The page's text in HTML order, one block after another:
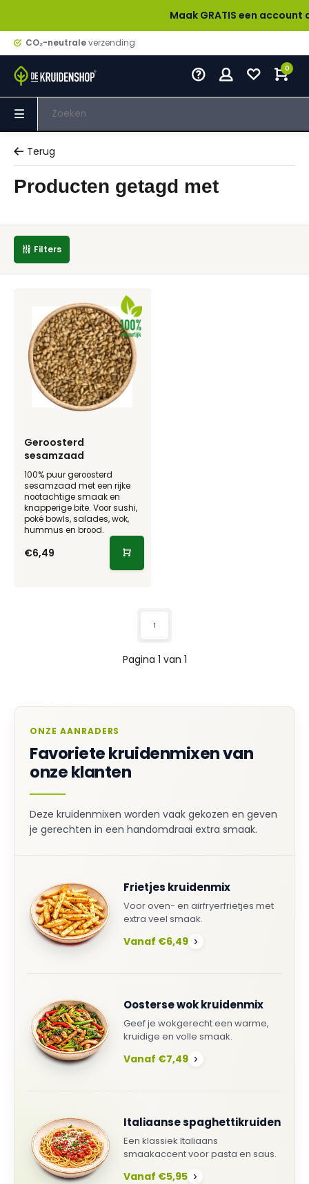
Maak GRATIS een account
CO₂-neutraleverzending
0
Terug
Producten getagd met
Filters
Geroosterd
sesamzaad
100% puur geroosterd
sesamzaad met een rijke
nootachtige smaak en
knapperige bite. Voor sushi,
poké bowls, salades, wok,
hummus en brood.
€6,49
Pagina 1 van 1
1
ONZE AANRADERS
Favoriete kruidenmixen van
onze klanten
Deze kruidenmixen worden vaak gekozen en geven
je gerechten in een handomdraai extra smaak.
Frietjes kruidenmix
Voor oven- en airfryerfrietjes met
extra veel smaak.
Vanaf €6,49 ›
Oosterse wok kruidenmix
Geef je wokgerecht een warme,
kruidige en volle smaak.
Vanaf €7,49 ›
Italiaanse spaghettikruiden
Een klassiek Italiaans
smaakaccent voor pasta en saus.
Vanaf €5,95 ›